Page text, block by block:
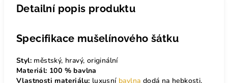
Detailní popis produktu
Specifikace mušelínového šátku
Styl: městský, hravý, originální
Materiál: 100 % bavlna
Vlastnosti materiálu: luxusní bavlna dodá na hebkosti,